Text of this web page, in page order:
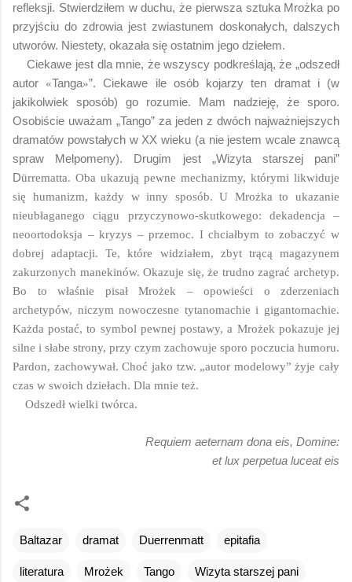
refleksji. Stwierdziłem w duchu, że pierwsza sztuka Mrożka po
przyjściu do zdrowia jest zwiastunem doskonałych, dalszych
utworów. Niestety, okazała się ostatnim jego dziełem.
Ciekawe jest dla mnie, że wszyscy podkreślają, że „odszedł
autor «Tanga»”. Ciekawe ile osób kojarzy ten dramat i (w
jakikolwiek sposób) go rozumie. Mam nadzieję, że sporo.
Osobiście uważam „Tango” za jeden z dwóch najważniejszych
dramatów powstałych w XX wieku (a nie jestem wcale znawcą
spraw Melpomeny). Drugim jest „Wizyta starszej pani”
Dürrematta. Oba ukazują pewne mechanizmy, którymi likwiduje
się humanizm, każdy w inny sposób. U Mrożka to ukazanie
nieubłaganego ciągu przyczynowo-skutkowego: dekadencja –
neoortodoksja – kryzys – przemoc. I chciałbym to zobaczyć w
dobrej adaptacji. Te, które widziałem, zbyt trącą magazynem
zakurzonych manekinów. Okazuje się, że trudno zagrać archetyp.
Bo to właśnie pisał Mrożek – opowieści o zderzeniach
archetypów, niczym nowoczesne tytanomachie i gigantomachie.
Każda postać, to symbol pewnej postawy, a Mrożek pokazuje jej
silne i słabe strony, przy czym zachowuje sporo poczucia humoru.
Pardon, zachowywał. Choć jako tzw. „autor modelowy” żyje cały
czas w swoich dziełach. Dla mnie też.
Odszedł wielki twórca.
Requiem aeternam dona eis, Domine:
et lux perpetua luceat eis
Baltazar dramat Duerrenmatt epitafia
literatura Mrożek Tango Wizyta starszej pani